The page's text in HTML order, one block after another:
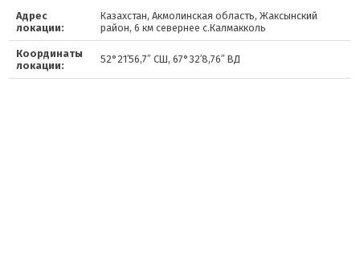
Адрес
локации:
Казахстан, Акмолинская область, Жаксынский
район, 6 км севернее с.Калмакколь
Координаты
локации:
52°21′56,7″ СШ, 67°32′8,76″ ВД